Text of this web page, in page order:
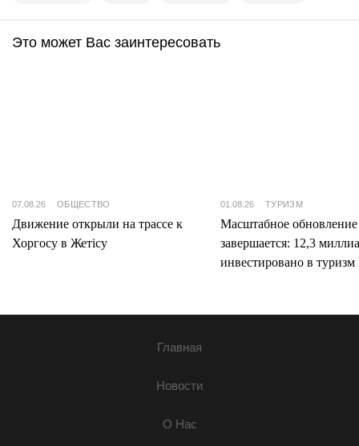
Это может Вас заинтересовать
07.08.26 ОБЩЕСТВО
Движение открыли на трассе к
Хоргосу в Жетісу
01.08.26 ТУРИЗМ
Масштабное
завершается: 12,3
инвестировано в туризм
Главная
Новости
О Нас